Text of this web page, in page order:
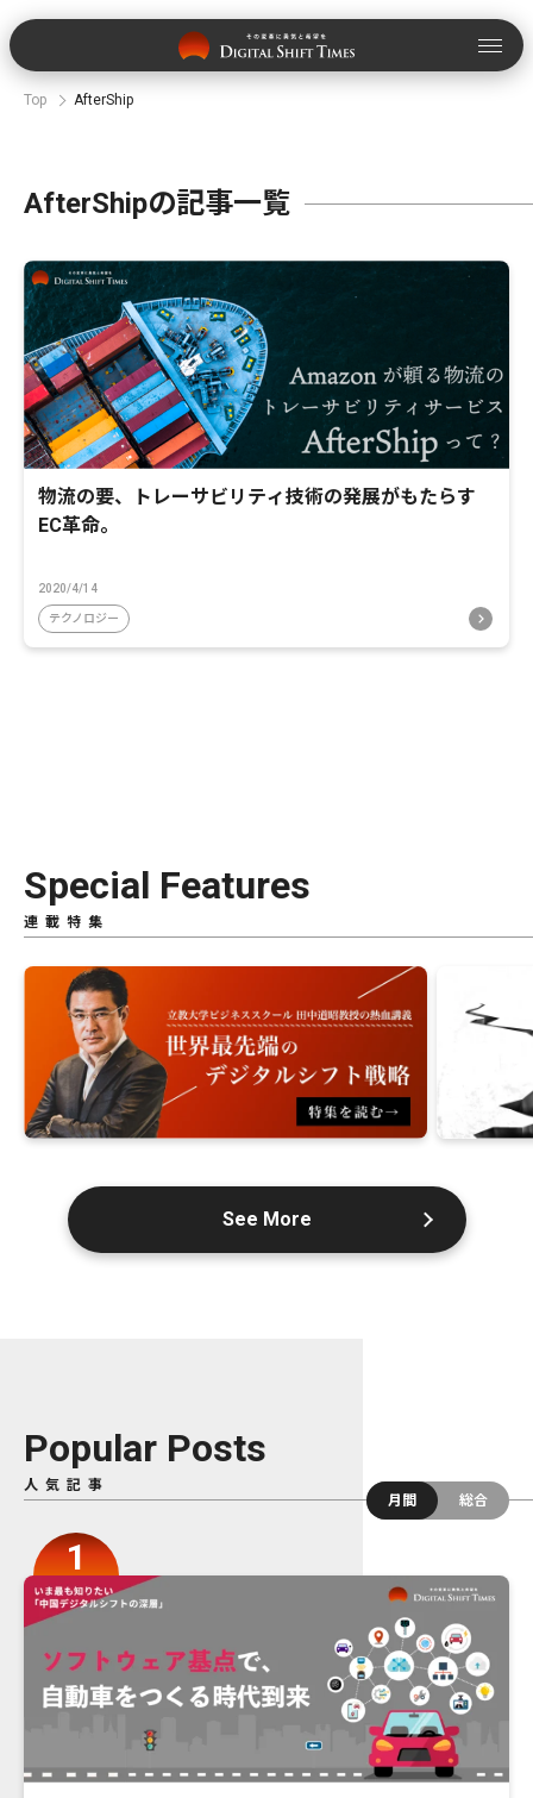
Top AfterShip
AfterShipの記事一覧
物流の要、トレーサビリティ技術の発展がもたらす
EC革命。
2020/4/14
テクノロジー
Special Features
連載特集
See More
Popular Posts
人気記事
月間
総合